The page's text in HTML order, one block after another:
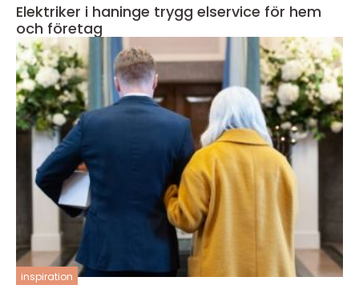
Elektriker i haninge trygg elservice för hem
och företag
inspiration